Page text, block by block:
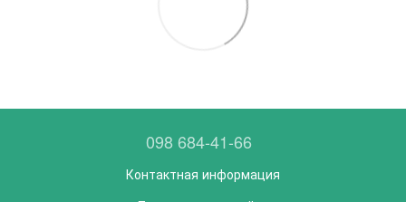
098 684-41-66
Контактная информация